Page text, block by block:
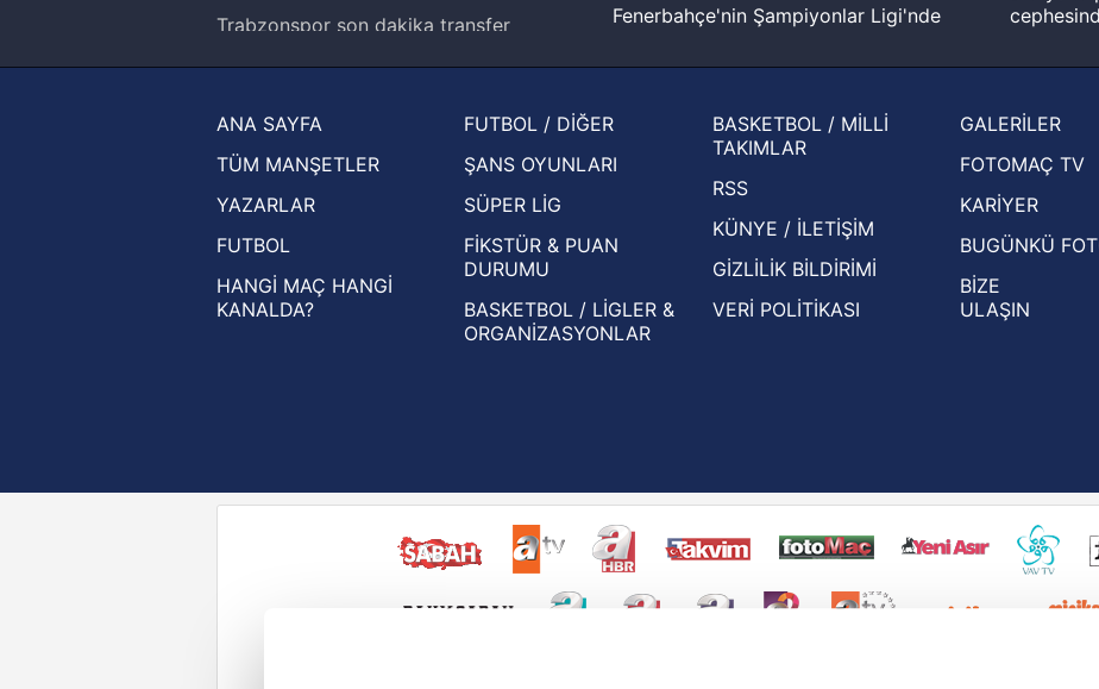
Reddet
Trabzonspor son dakika transfer
Ziraat Türkiye Kupası haberleri
UEFA Şampiyonlar Ligi haberleri
UEFA Avrupa Ligi haberleri
UEFA Konferans Ligi haberleri
Fenerbahçe'nin Şampiyonlar Ligi'nde
Zabrze'yi elerlerse...
basından gündem olan manşetler!
Beşiktaş'ın UEFA Avrupa Ligi'nde 3. Ön
Eleme Turu muhtemel rakipleri belli oldu!
Hernan
oldu
ANA SAYFA
TÜM MANŞETLER
YAZARLAR
FUTBOL
HANGİ MAÇ HANGİ
KANALDA?
FUTBOL / DİĞER
ŞANS OYUNLARI
SÜPER LİG
FİKSTÜR & PUAN
DURUMU
BASKETBOL / LİGLER &
ORGANİZASYONLAR
BASKETBOL / MİLLİ
TAKIMLAR
RSS
KÜNYE / İLETİŞİM
GİZLİLİK BİLDİRİMİ
VERİ POLİTİKASI
GALERİLER
FOTOMAÇ TV
KARİYER
BUGÜNKÜ
BİZE
ULAŞIN